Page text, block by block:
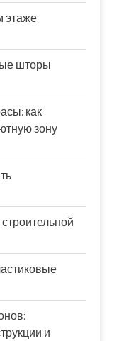
этаже:
шторы
как
зону
и